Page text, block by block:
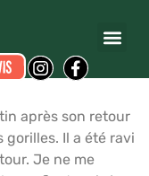
16/11/2016
après son retour
gorilles. Il a été ravi
Je ne me